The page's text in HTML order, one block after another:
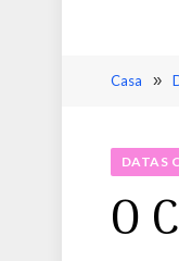
Casa »
DATAS
O